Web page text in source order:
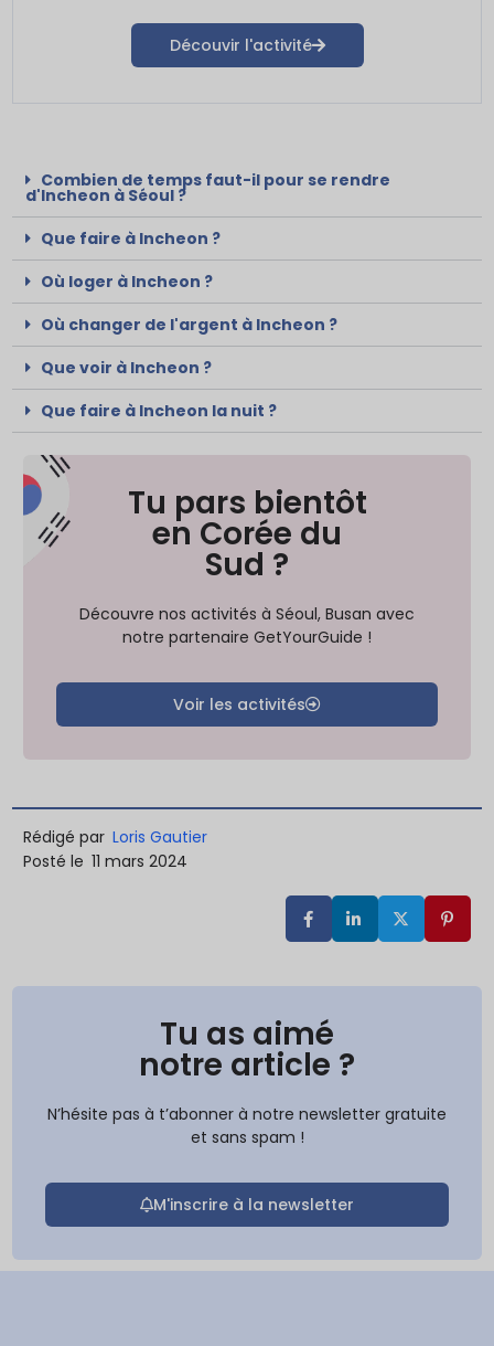
Découvir l'activité
Combien de temps faut-il pour se rendre
d'Incheon à Séoul ?
Que faire à Incheon ?
Où loger à Incheon ?
Où changer de l'argent à Incheon ?
Que voir à Incheon ?
Que faire à Incheon la nuit ?
Tu pars bientôt
en Corée du
Sud ?
Découvre nos activités à Séoul, Busan avec
notre partenaire GetYourGuide !
Voir les activités
Rédigé par Loris Gautier
Posté le 11 mars 2024
Tu as aimé
notre article ?
N’hésite pas à t’abonner à notre newsletter gratuite
et sans spam !
M'inscrire à la newsletter